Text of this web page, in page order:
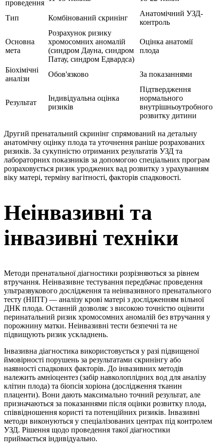
проведення
Тип Комбінований скринінг
Анатомічний УЗД-
контроль
Основна
мета
Розрахунок ризику
хромосомних аномалій
(синдром Дауна, синдром
Патау, синдром Едвардса)
Оцінка анатомії
плода
Біохімічні
аналізи
Обов'язково За показаннями
Результат
Індивідуальна оцінка
ризиків
Підтвердження
нормального
внутрішньоутробного
розвитку дитини
Другий пренатальний скринінг спрямований на детальну
анатомічну оцінку плода та уточнення раніше розрахованих
ризиків. За сукупністю отриманих результатів УЗД та
лабораторних показників за допомогою спеціальних програм
розраховується ризик уроджених вад розвитку з урахуванням
віку матері, терміну вагітності, факторів спадковості.
Неінвазивні та
інвазивні техніки
Методи пренатальної діагностики розрізняються за рівнем
втручання. Неінвазивне тестування передбачає проведення
ультразвукового дослідження та неінвазивного пренатального
тесту (НІПТ) — аналізу крові матері з дослідженням вільної
ДНК плода. Останній дозволяє з високою точністю оцінити
перинатальний ризик хромосомних аномалій без втручання у
порожнину матки. Неінвазивні тести безпечні та не
підвищують ризик ускладнень.
Інвазивна діагностика використовується у разі підвищеної
ймовірності порушень за результатами скринінгу або
наявності спадкових факторів. До інвазивних методів
належить амніоцентез (забір навколоплідних вод для аналізу
клітин плода) та біопсія хоріона (дослідження тканин
плаценти). Вони дають максимально точний результат, але
призначаються за показаннями після оцінки розвитку плода,
співвідношення користі та потенційних ризиків. Інвазивні
методи виконуються у спеціалізованих центрах під контролем
УЗД. Рішення щодо проведення такої діагностики
приймається індивідуально.